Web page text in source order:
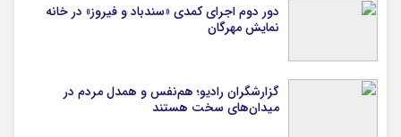
دور دوم اجرای کمدی «سندباد و فیروز» در خانه
نمایش مهرگان
گزارشگران رادیو؛ هم‌نفس و همدل مردم در
میدان‌های سخت هستند